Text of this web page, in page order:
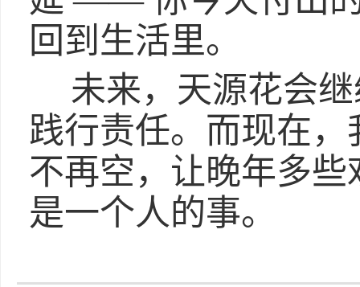
回到生活里。
未来，天源花会
践行责任。而现在
不再空，让晚年多
是一个人的事。